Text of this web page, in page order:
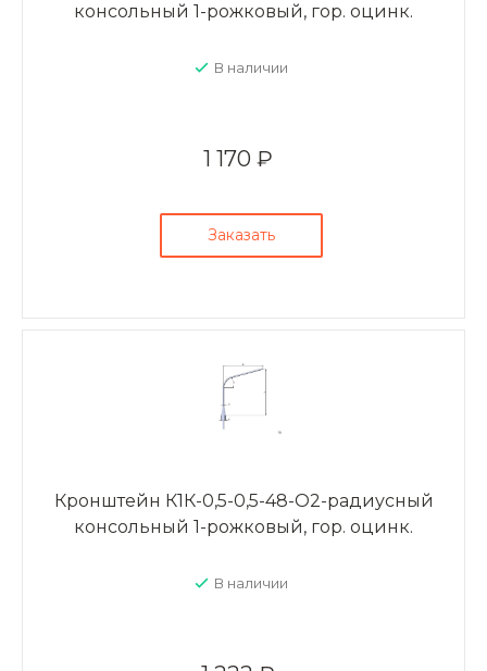
консольный 1-рожковый, гор. оцинк.
В наличии
1 170 ₽
Заказать
Кронштейн К1К-0,5-0,5-48-О2-радиусный
консольный 1-рожковый, гор. оцинк.
В наличии